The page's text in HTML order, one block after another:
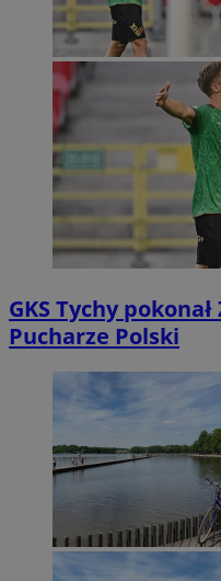
GKS Tychy
Pucharze Polski